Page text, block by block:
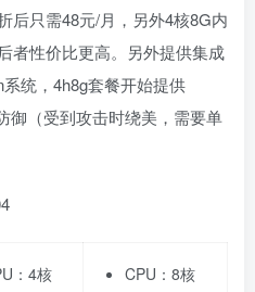
后只需48元/月，另外4核8G内
者性价比更高。另外提供集成
统，4h8g套餐开始提供
御（受到攻击时绕美，需要单
：4核
CPU：8核